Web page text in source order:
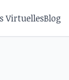
VirtuellesBlog